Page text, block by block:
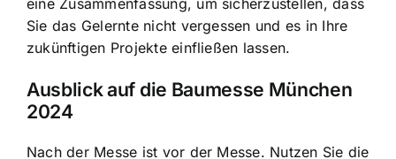
eine Zusammenfassung, um sicherzustellen, dass
Sie das Gelernte nicht vergessen und es in Ihre
zukünftigen Projekte einfließen lassen.
Ausblick auf die Baumesse München
2024
Nach der Messe ist vor der Messe. Nutzen Sie die